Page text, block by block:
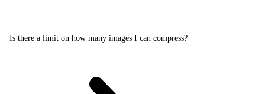
Is there a limit on how many images I can compress?